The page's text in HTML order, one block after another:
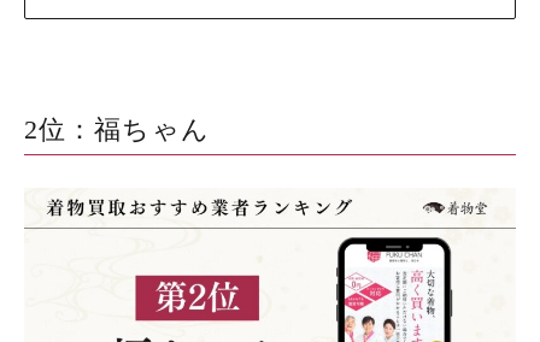
2位：福ちゃん